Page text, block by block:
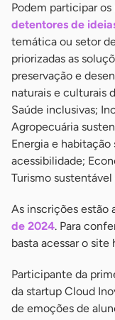
Podem participar os
detentores de
temática ou setor
priorizadas as
preservação e
naturais e culturais
Saúde inclusivas;
Agropecuária
Energia e
acessibilidade;
Turismo
As inscrições estão
de 2024. Para
basta acessar o
Participante da
da startup Cloud
de emoções de